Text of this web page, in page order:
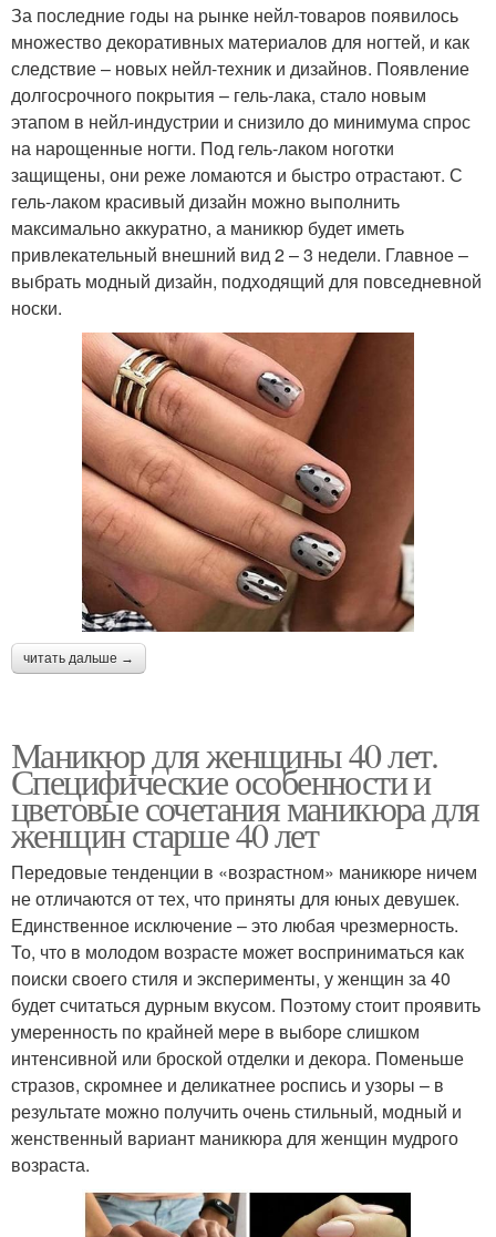
За последние годы на рынке нейл-товаров появилось
множество декоративных материалов для ногтей, и как
следствие – новых нейл-техник и дизайнов. Появление
долгосрочного покрытия – гель-лака, стало новым
этапом в нейл-индустрии и снизило до минимума спрос
на нарощенные ногти. Под гель-лаком ноготки
защищены, они реже ломаются и быстро отрастают. С
гель-лаком красивый дизайн можно выполнить
максимально аккуратно, а маникюр будет иметь
привлекательный внешний вид 2 – 3 недели. Главное –
выбрать модный дизайн, подходящий для повседневной
носки.
читать дальше →
Маникюр для женщины 40 лет.
Специфические особенности и
цветовые сочетания маникюра для
женщин старше 40 лет
Передовые тенденции в «возрастном» маникюре ничем
не отличаются от тех, что приняты для юных девушек.
Единственное исключение – это любая чрезмерность.
То, что в молодом возрасте может восприниматься как
поиски своего стиля и эксперименты, у женщин за 40
будет считаться дурным вкусом. Поэтому стоит проявить
умеренность по крайней мере в выборе слишком
интенсивной или броской отделки и декора. Поменьше
стразов, скромнее и деликатнее роспись и узоры – в
результате можно получить очень стильный, модный и
женственный вариант маникюра для женщин мудрого
возраста.